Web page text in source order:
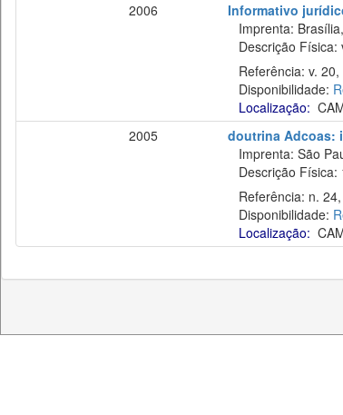
2006
Informativo
Imprenta:
Descrição Física:
Referência: v.
Disponibilidade:
Localização:
2005
doutrina Adcoas:
Imprenta: São
Descrição Física:
Referência: n.
Disponibilidade:
Localização: